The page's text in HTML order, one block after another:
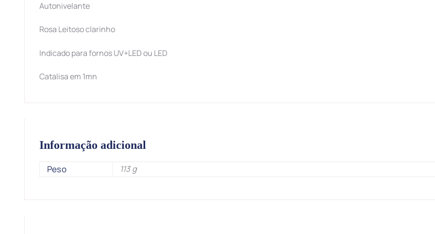
Autonivelante
Rosa Leitoso clarinho
Indicado para fornos UV+LED ou LED
Catalisa em 1mn
Informação adicional
Peso 113 g